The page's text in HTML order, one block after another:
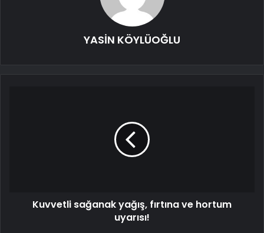
YASİN KÖYLÜOĞLU
Kuvvetli sağanak yağış, fırtına ve hortum
uyarısı!